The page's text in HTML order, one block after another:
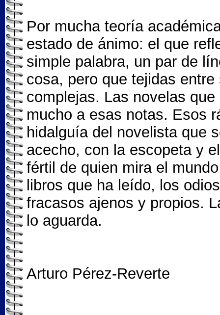
Por mucha teoría
estado de ánimo: el que
simple palabra, un par de
cosa, pero que tejidas
complejas. Las novelas
mucho a esas notas. Esos
hidalguía del novelista que
acecho, con la escopeta y
fértil de quien mira el
libros que ha leído, los
fracasos ajenos y propios.
lo aguarda.
Arturo Pérez-Reverte